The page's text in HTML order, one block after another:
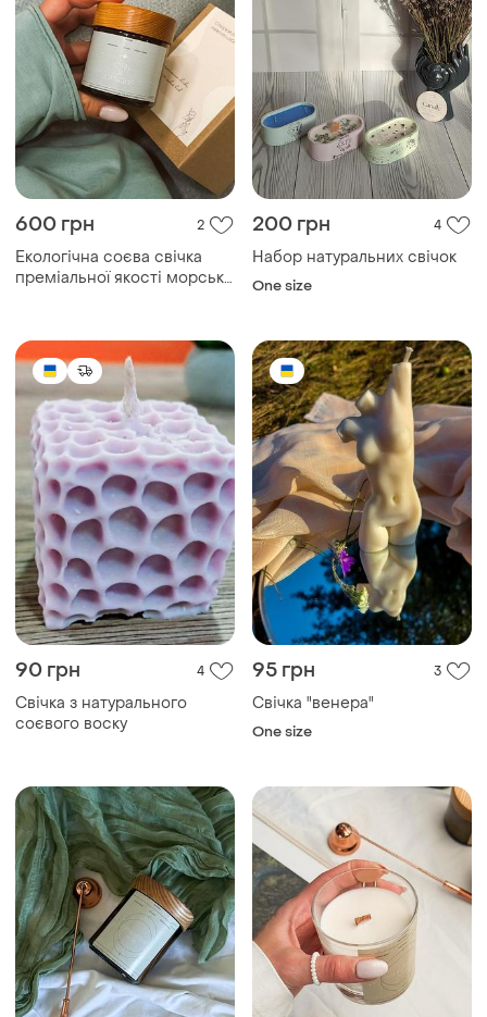
600 грн 2
Екологічна соєва свічка
преміальної якості морська
та дерев'яним гнітом
200 грн 4
Набор натуральних свічок
One size
90 грн 4
Свічка з натурального
соєвого воску
95 грн 3
Свічка "венера"
One size